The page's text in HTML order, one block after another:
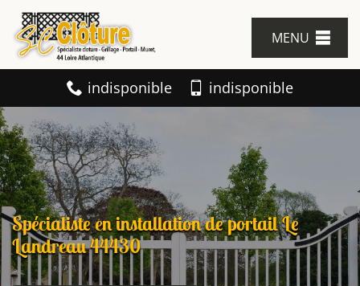
MENU
indisponible indisponible
Spécialiste en installation de portail Le
Landreau 44430